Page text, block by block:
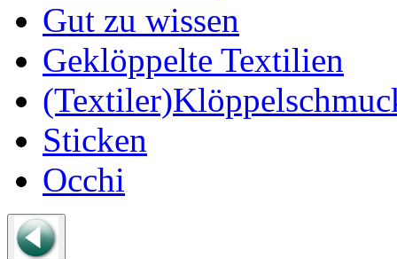
Gut zu wissen
Geklöppelte Textilien
Sticken
Occhi